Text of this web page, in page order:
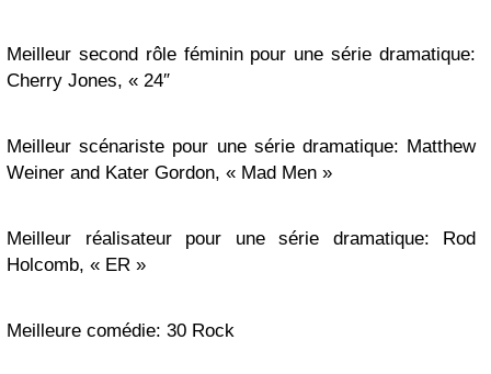
Meilleur second rôle féminin pour une série dramatique:
Cherry Jones, « 24″
Meilleur scénariste pour une série dramatique: Matthew
Weiner and Kater Gordon, « Mad Men »
Meilleur réalisateur pour une série dramatique: Rod
Holcomb, « ER »
Meilleure comédie: 30 Rock